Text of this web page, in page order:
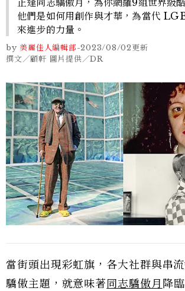
正逢同志驕傲月，為你網羅9組世界級
他們是如何用創作與才華，為當代
來進步的力量。
by 美麗佳人編輯部-2023/08/02更新
撰文／顧軒 圖片提供／DR
當街頭出現彩虹旗，各大社群與串
驕傲主題，就意味著 同志驕傲月 降